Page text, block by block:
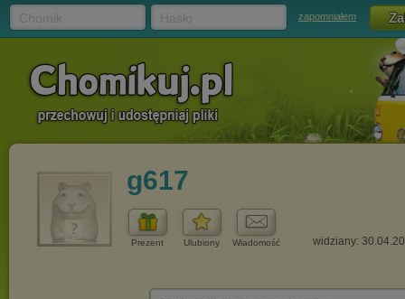
zapomniałem
g617
Prezent Ulubiony Wiadomość widziany: